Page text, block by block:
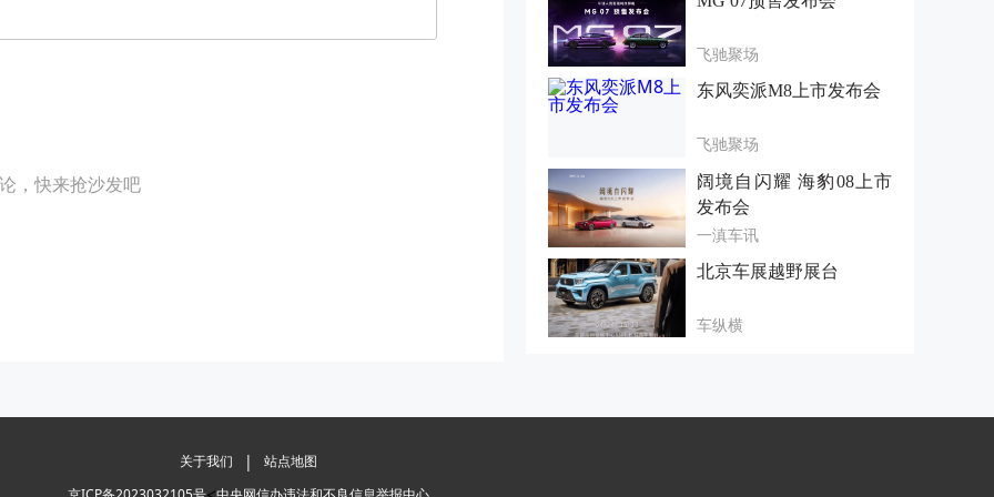
，快来抢沙发吧
飞驰聚场
东风奕派M8上市发布会
飞驰聚场
阔境自闪耀 海豹08上市
发布会
一滇车讯
北京车展越野展台
车纵横
关于我们 |
站点地图